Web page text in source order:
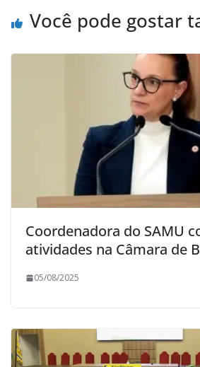
Você pode gostar
Coordenadora do SAMU
atividades na Câmara de
05/08/2025